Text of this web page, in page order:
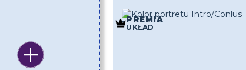
PREMIA
UKŁAD